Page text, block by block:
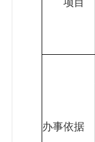
项目
办事依据